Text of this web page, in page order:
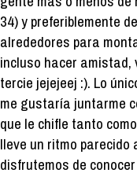
34) y preferiblemente
alrededores para
incluso hacer amistad,
tercie jejejeej :). Lo
me gustaría juntarme
que le chifle tanto
lleve un ritmo parecido
disfrutemos de